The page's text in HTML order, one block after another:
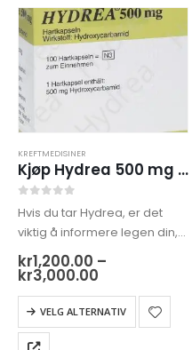
KREFTMEDISINER
Kjøp Hydrea 500 mg på nett
Hvis du tar Hydrea, er det
viktig å informere legen din,
gi dem all relevant
informasjon om din
eksisterende tilstander og
andre medisiner du kan ta.
kr1,200.00 –
kr3,000.00
til
kr3,000.00
VELG ALTERNATIV
Dette
produktet
har